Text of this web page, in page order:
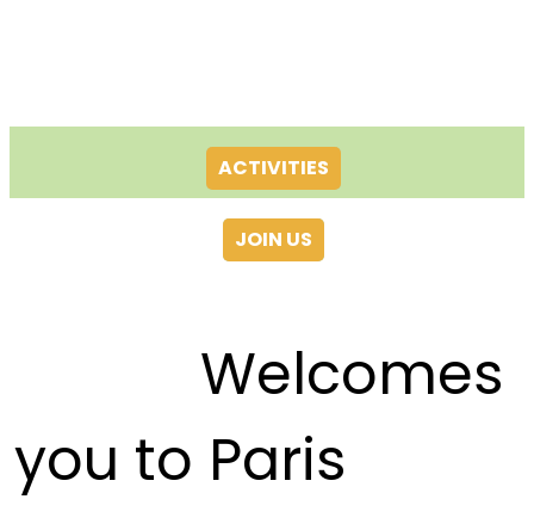
ACTIVITIES
JOIN US
Welcomes
you to Paris